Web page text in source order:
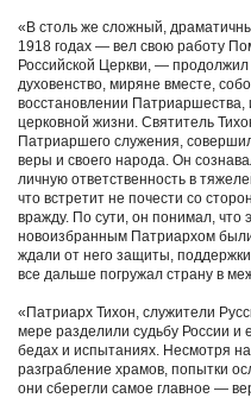
«В столь же сложный,
1918 годах ― вел свою работу
Российской Церкви, ―
духовенство, миряне вместе,
восстановлении
церковной жизни. Святитель
Патриаршего служения,
веры и своего народа. Он
личную ответственность в
что встретит не почести со
вражду. По сути, он понимал, что
новоизбранным Патриархом
ждали от него защиты,
все дальше погружал страну в
«Патриарх Тихон, служители
мере разделили судьбу России
бедах и испытаниях. Несмотря
разграбление храмов, попытки
они сберегли самое главное ―